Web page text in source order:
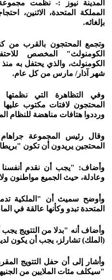
المدينة نيوز :- نظمت
المملكة المتحدة، الاثنين،
بإلغائه.
وتجمع المحتجون بالقرب من
الكومنولث" المخصص
شهر آذار/ مارس من كل عام.
وفي التظاهرة التي
المحتجون لافتات مكتوب
ورددوا هتافات مناهضة للنظام
وقال رئيس المجموعة
المحتجين يريدون أن تكون
وأضاف: "يجب أن نقدم أنفسنا
وعادلة، حيث الجميع مواطنون
وأوضح سميث أن "الملكية
المتحدة تبدو وكأنها عالقة في
وأضاف أنه "بدلا من التتويج يجب
(الملك) تشارلز، يجب أن يكون
"سيكلف مئات الملايين من